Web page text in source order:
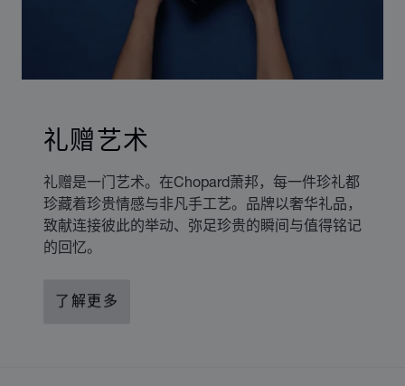
礼赠艺术
礼赠是一门艺术。在Chopard萧邦，每一件珍礼都
珍藏着珍贵情感与非凡手工艺。品牌以奢华礼品，
致献连接彼此的举动、弥足珍贵的瞬间与值得铭记
的回忆。
了解更多